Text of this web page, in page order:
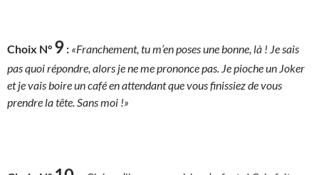
Choix N° 9 : «Franchement, tu m’en poses une bonne, là ! Je sais
pas quoi répondre, alors je ne me prononce pas. Je pioche un Joker
et je vais boire un café en attendant que vous finissiez de vous
prendre la tête. Sans moi !»